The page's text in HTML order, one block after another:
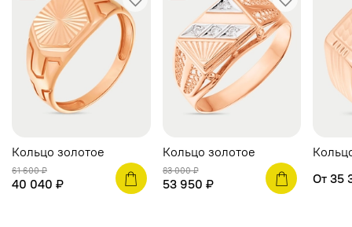
Кольцо золотое
61 600 ₽
40 040 ₽
Кольцо золотое
83 000 ₽
53 950 ₽
От 35